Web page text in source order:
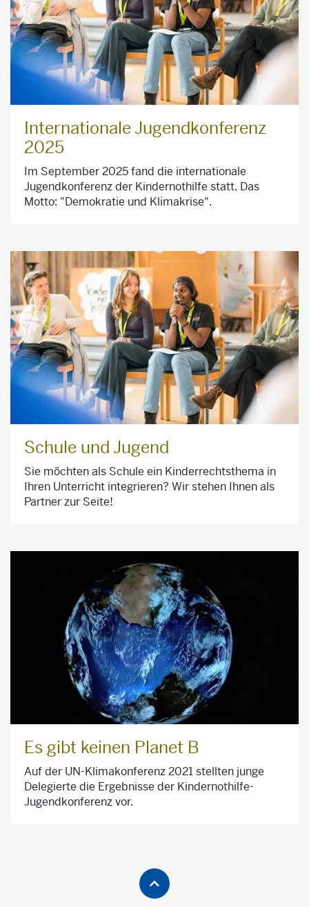
Internationale Jugendkonferenz
2025
Im September 2025 fand die internationale
Jugendkonferenz der Kindernothilfe statt. Das
Motto: "Demokratie und Klimakrise".
Schule und Jugend
Sie möchten als Schule ein Kinderrechtsthema in
Ihren Unterricht integrieren? Wir stehen Ihnen als
Partner zur Seite!
Es gibt keinen Planet B
Auf der UN-Klimakonferenz 2021 stellten junge
Delegierte die Ergebnisse der Kindernothilfe-
Jugendkonferenz vor.